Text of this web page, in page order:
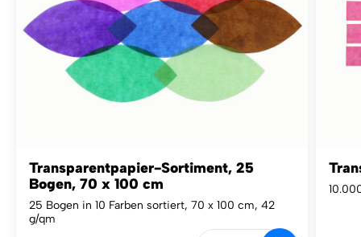
Transparentpapier-Sortiment, 25
Bogen, 70 x 100 cm
25 Bogen in 10 Farben sortiert, 70 x 100 cm, 42
g/qm